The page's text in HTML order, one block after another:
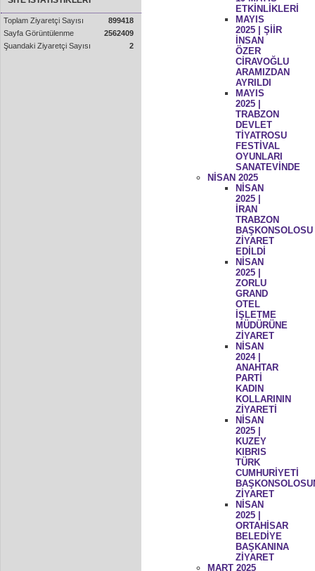
Toplam Ziyaretçi Sayısı
899418
Sayfa Görüntülenme
2562409
Şuandaki Ziyaretçi Sayısı
2
ETKİNLİKLERİ
MAYIS
2025 | ŞİİR
İNSAN
ÖZER
CİRAVOĞLU
ARAMIZDAN
AYRILDI
MAYIS
2025 |
TRABZON
DEVLET
TİYATROSU
FESTİVAL
OYUNLARI
SANATEVİNDE
NİSAN 2025
NİSAN
2025 |
İRAN
TRABZON
BAŞKONSOLOSU
ZİYARET
EDİLDİ
NİSAN
2025 |
ZORLU
GRAND
OTEL
İŞLETME
MÜDÜRÜNE
ZİYARET
NİSAN
2024 |
ANAHTAR
PARTİ
KADIN
KOLLARININ
ZİYARETİ
NİSAN
2025 |
KUZEY
KIBRIS
TÜRK
CUMHURİYETİ
ZİYARET
NİSAN
2025 |
ORTAHİSAR
BELEDİYE
BAŞKANINA
ZİYARET
MART 2025